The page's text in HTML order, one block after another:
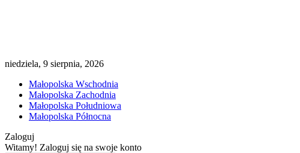
niedziela, 9 sierpnia, 2026
Małopolska Wschodnia
Małopolska Zachodnia
Małopolska Południowa
Małopolska Północna
Zaloguj
Witamy! Zaloguj się na swoje konto